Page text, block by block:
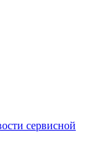
сервисной